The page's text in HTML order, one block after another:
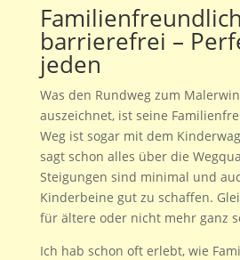
barrierefrei –
jeden
Was den Rundweg zum
auszeichnet, ist seine
Weg ist sogar mit dem
sagt schon alles über die
Steigungen sind minimal und
Kinderbeine gut zu schaffen.
für ältere oder nicht mehr ganz
Ich hab schon oft erlebt, wie